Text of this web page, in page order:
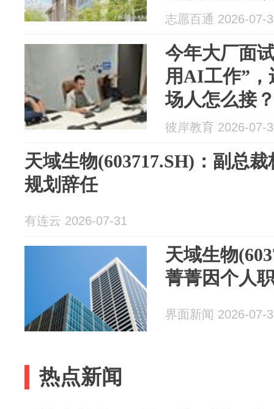
志愿百通 2026-07-
今年大厂面
用AI工作”
场人怎么接
彼岸教育 2026-07-
天域生物(603717.SH)：副总
规划辞任
有连云 2026-07-31
天域生物
菁菁因个人
界面新闻 2026-07-
热点新闻